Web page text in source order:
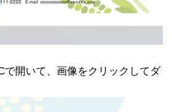
開いて、画像をクリックしてダ